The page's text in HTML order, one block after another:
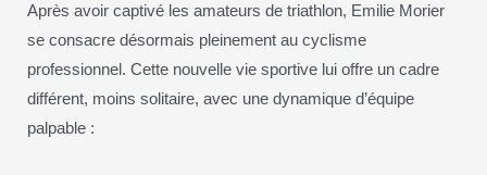
Après avoir captivé les amateurs de triathlon, Emilie Morier
se consacre désormais pleinement au cyclisme
professionnel. Cette nouvelle vie sportive lui offre un cadre
différent, moins solitaire, avec une dynamique d’équipe
palpable :